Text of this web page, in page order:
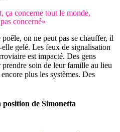
ça concerne tout le monde,
concerné»
on ne peut pas se chauffer, il
gelé. Les feux de signalisation
est impacté. Des gens
soin de leur famille au lieu
plus les systèmes. Des
de Simonetta